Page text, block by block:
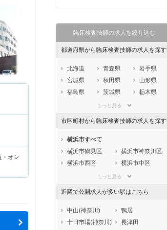
・オン
臨床検査技師の求人を絞り込む
都道府県から臨床検査技師の求人を探す
北海道 青森県
岩手県
宮城県
秋田県
山形県
福島県
茨城県
栃木県
埼玉県
石川県
静岡県
愛知県
三重県
滋賀県
京都府
大阪府
奈良県
香川県
愛媛県
福岡県
佐賀県
もっと見る
市区町村から臨床検査技師の求人を探す
横浜市すべて
横浜市鶴見区
横浜市神奈川区
横浜市西区
横浜市中区
横浜市保土ケ谷
横浜市磯子区
横浜市金沢区
横浜市港北区
横浜市戸塚区
横浜市港南区
横浜市旭区
もっと見る
近隣で公開求人が多い駅はこちら
中山(神奈川)
鴨居
十日市場(神奈川)
長津田